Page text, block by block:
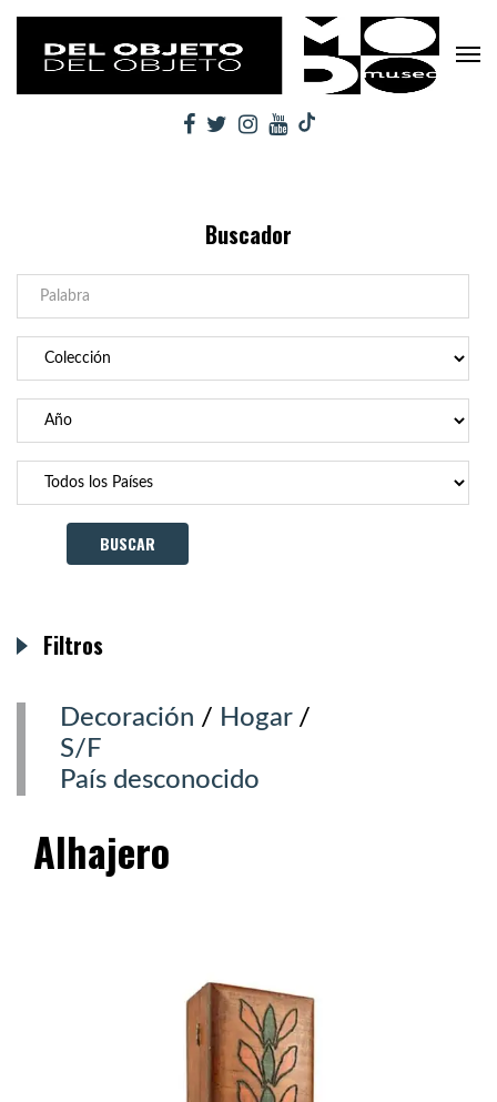
Buscador
Decoración / Hogar/
S/F
País desconocido
Alhajero
Filtros